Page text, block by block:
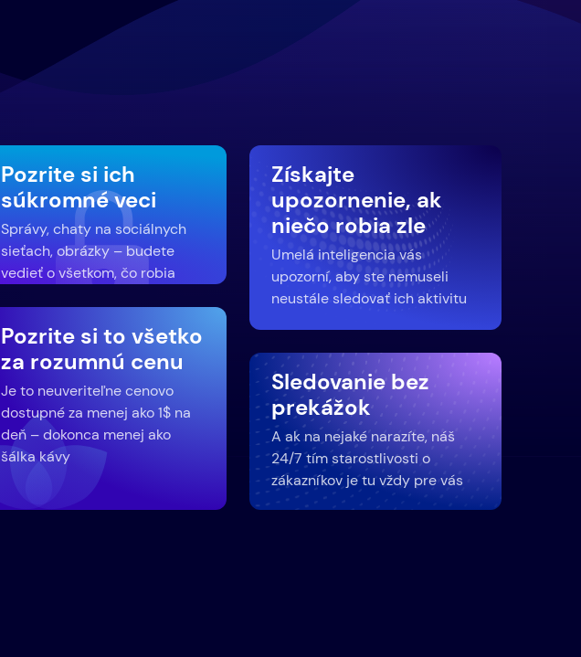
Pozrite si ich
súkromné ​​veci
Správy, chaty na sociálnych
sieťach, obrázky – budete
vedieť o všetkom, čo robia
Pozrite si to všetko
za rozumnú cenu
Je to neuveriteľne cenovo
dostupné za menej ako 1$ na
deň – dokonca menej ako
šálka kávy
Získajte
upozornenie, ak
niečo robia zle
Umelá inteligencia vás
upozorní, aby ste nemuseli
neustále sledovať ich aktivitu
Sledovanie bez
prekážok
A ak na nejaké narazíte, náš
24/7 tím starostlivosti o
zákazníkov je tu vždy pre vás